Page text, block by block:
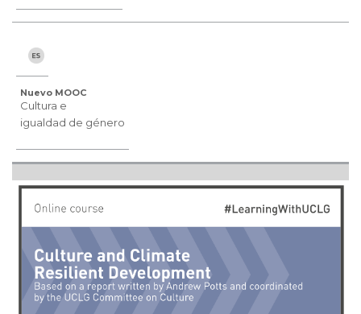
Nuevo MOOC
Cultura e
igualdad de género